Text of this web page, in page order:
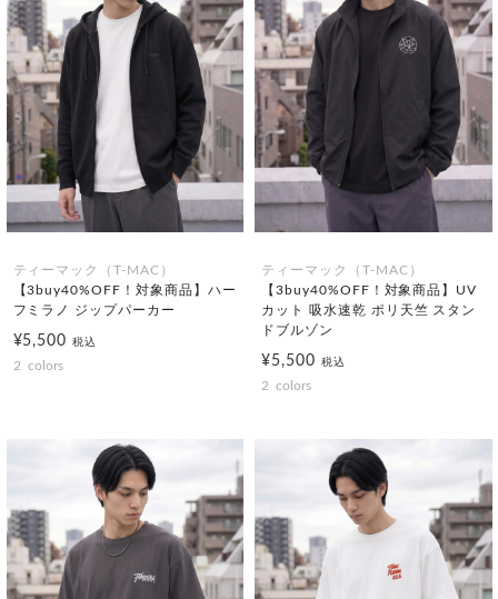
ティーマック（T-MAC）
【3buy40%OFF！対象商品】ハー
フミラノ ジップパーカー
¥5,500税込
2 colors
ティーマック（T-MAC）
【3buy40%OFF！対象商品】UV
カット 吸水速乾 ポリ天竺 スタン
ドブルゾン
¥5,500 税込
2 colors